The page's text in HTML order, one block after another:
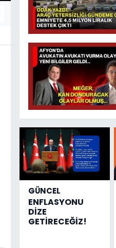
GÜNCEL
ENFLASYONU
DİZE
GETİRECEĞİZ!